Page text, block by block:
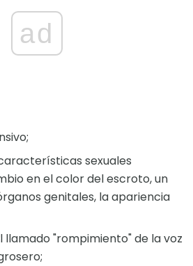
ad
sexuales
en el color del escroto, un
genitales, la apariencia
llamado "rompimiento" de la voz